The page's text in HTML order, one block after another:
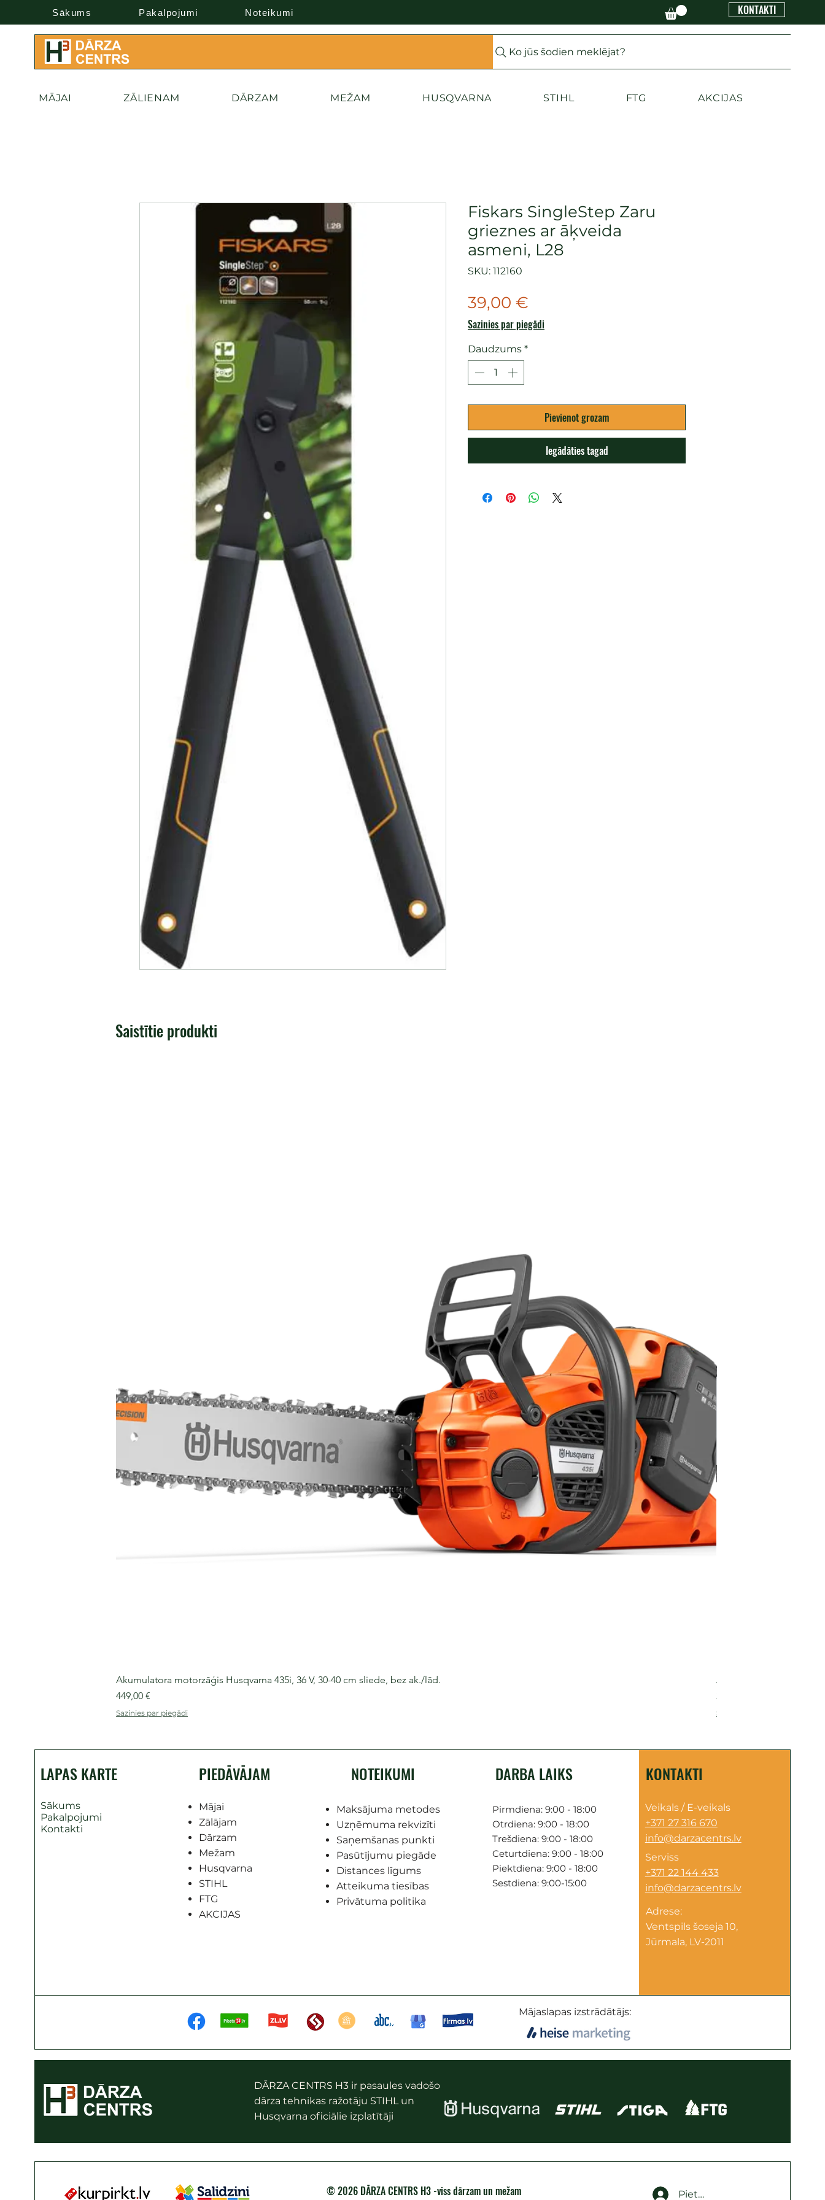
Sākums Pakalpojumi Noteikumi KONTAKTI
Ko jūs šodien meklējat?
MĀJAI ZĀLIENAM DĀRZAM MEŽAM HUSQVARNA STIHL FTG AKCIJAS
Fiskars SingleStep Zaru
grieznes ar āķveida
asmeni, L28
SKU: 112160
39,00 €
Sazinies par piegādi
Daudzums *
Pievienot grozam
Iegādāties tagad
Saistītie produkti
Akumulatora motorzāģis Husqvarna 435i, 36 V, 30-40 cm sliede, bez ak./lād.
Cena
449,00 €
Sazinies par piegādi
Akumulatora motorzāģis
249,00 €
Sazinies par piegādi
LAPAS KARTE
Sākums
Pakalpojumi
Kontakti
PIEDĀVĀJAM
Mājai
Zālājam
Dārzam
Mežam
Husqvarna
STIHL
FTG
AKCIJAS
NOTEIKUMI
Maksājuma metodes
Uzņēmuma rekvizīti
Saņemšanas punkti
Pasūtījumu piegāde
Distances līgums
Atteikuma tiesības
Privātuma politika
DARBA LAIKS
Pirmdiena: 9:00 - 18:00
Otrdiena: 9:00 - 18:00
Trešdiena: 9:00 - 18:00
Ceturtdiena: 9:00 - 18:00
Piektdiena: 9:00 - 18:00
Sestdiena: 9:00-15:00
KONTAKTI
Veikals / E-veikals
+371 27 316 670
info@darzacentrs.lv
Serviss
+371 22 144 433
info@darzacentrs.lv
Adrese:
Ventspils šoseja 10,
Jūrmala, LV-2011
Mājaslapas izstrādātājs:
DĀRZA CENTRS H3 ir pasaules vadošo
dārza tehnikas ražotāju STIHL un
Husqvarna oficiālie izplatītāji
© 2026 DĀRZA CENTRS H3 -viss dārzam un mežam Pieteikties